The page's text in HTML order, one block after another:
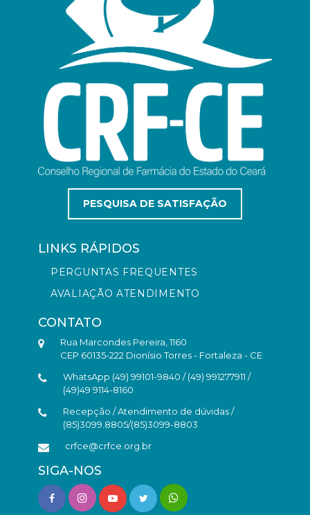
PESQUISA DE SATISFAÇÃO
LINKS RÁPIDOS
PERGUNTAS FREQUENTES
AVALIAÇÃO ATENDIMENTO
CONTATO
Rua Marcondes Pereira, 1160
CEP 60135-222 Dionísio Torres - Fortaleza - CE
WhatsApp (49) 99101-9840 / (49) 991277911 /
(49)49 9114-8160
Recepção / Atendimento de dúvidas /
(85)3099.8805/(85)3099-8803
crfce@crfce.org.br
SIGA-NOS